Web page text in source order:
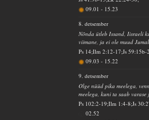
09.01- 15.23
8. detsember
Nõnda ütleb Issand, Iisraeli
viimane, ja ei ole muud
Ps 14;Ilm 2:12-17;Js 59:15b-
09.03- 15.22
9. detsember
Olge nüüd pika meelega,
meelega, kuni ta saab
Ps 102:2-19;Ilm 1:4-8;Js
02.52